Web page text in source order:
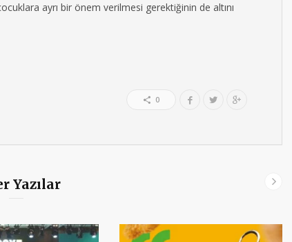
ayrı bir önem verilmesi gerektiğinin de altını
0
Yazılar